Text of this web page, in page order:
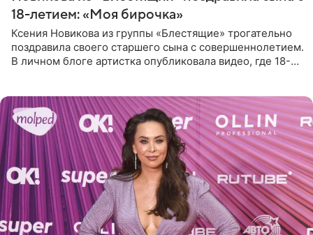
18-летием: «Моя бирочка»
Ксения Новикова из группы «Блестящие» трогательно
поздравила своего старшего сына с совершеннолетием.
В личном блоге артистка опубликовала видео, где 18-